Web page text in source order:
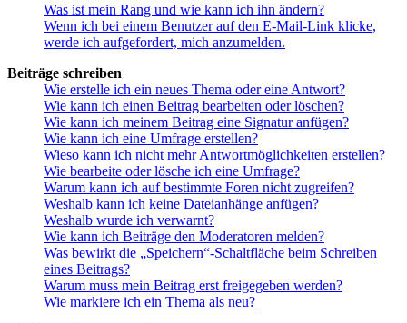
Was ist mein Rang und wie kann ich ihn ändern?
Wenn ich bei einem Benutzer auf den E-Mail-Link klicke,
werde ich aufgefordert, mich anzumelden.
Beiträge schreiben
Wie erstelle ich ein neues Thema oder eine Antwort?
Wie kann ich einen Beitrag bearbeiten oder löschen?
Wie kann ich meinem Beitrag eine Signatur anfügen?
Wie kann ich eine Umfrage erstellen?
Wieso kann ich nicht mehr Antwortmöglichkeiten erstellen?
Wie bearbeite oder lösche ich eine Umfrage?
Warum kann ich auf bestimmte Foren nicht zugreifen?
Weshalb kann ich keine Dateianhänge anfügen?
Weshalb wurde ich verwarnt?
Wie kann ich Beiträge den Moderatoren melden?
Was bewirkt die „Speichern“-Schaltfläche beim Schreiben
eines Beitrags?
Warum muss mein Beitrag erst freigegeben werden?
Wie markiere ich ein Thema als neu?